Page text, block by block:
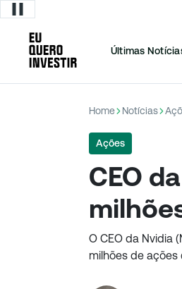
Últimas
Home Notícias
Ações
CEO
O CEO da Nvidia
milhões de